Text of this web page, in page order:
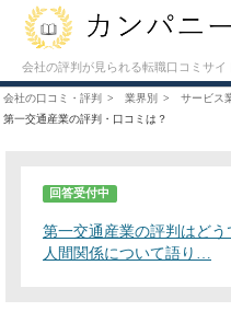
会社の評判が見られる転職口コミサイ
会社の口コミ・評判 業界別 サービス
第一交通産業の評判・口コミは？
回答受付中
第一交通産業の評判はど
人間関係について語り…